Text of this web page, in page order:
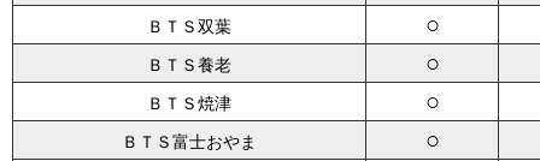
ＢＴＳ双葉 ○
ＢＴＳ養老 ○
ＢＴＳ焼津 ○
ＢＴＳ富士おやま ○